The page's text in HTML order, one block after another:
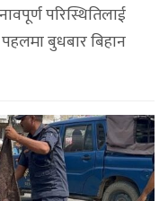
परिस्थितिलाई
पहलमा बुधबार बिहान
सभापति रवि